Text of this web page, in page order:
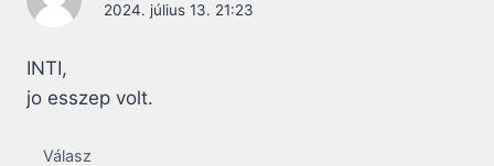
2024. július 13. 21:23
INTI,
jo esszep volt.
Válasz